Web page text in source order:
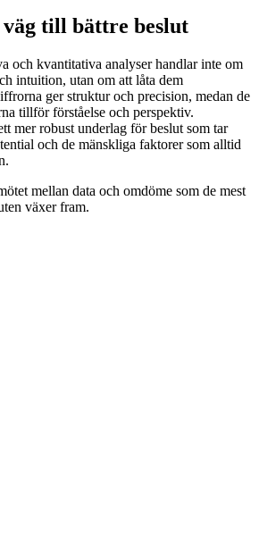
väg till bättre beslut
och kvantitativa analyser handlar inte om
intuition, utan om att låta dem
ger struktur och precision, medan de
tillför förståelse och perspektiv.
mer robust underlag för beslut som tar
och de mänskliga faktorer som alltid
mellan data och omdöme som de mest
växer fram.